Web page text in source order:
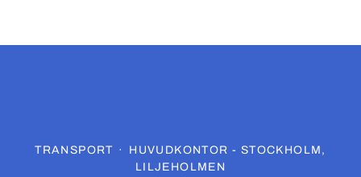
TRANSPORT ·
HUVUDKONTOR - STOCKHOLM,
LILJEHOLMEN